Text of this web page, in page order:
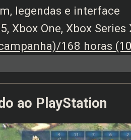
legendas e interface
Xbox One, Xbox Series
168 horas
ao PlayStation